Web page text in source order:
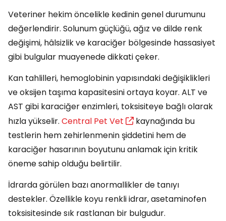
Veteriner hekim öncelikle kedinin genel durumunu
değerlendirir. Solunum güçlüğü, ağız ve dilde renk
değişimi, hâlsizlik ve karaciğer bölgesinde hassasiyet
gibi bulgular muayenede dikkati çeker.
Kan tahlilleri, hemoglobinin yapısındaki değişiklikleri
ve oksijen taşıma kapasitesini ortaya koyar. ALT ve
AST gibi karaciğer enzimleri, toksisiteye bağlı olarak
hızla yükselir. Central Pet Vet
kaynağında bu
testlerin hem zehirlenmenin şiddetini hem de
karaciğer hasarının boyutunu anlamak için kritik
öneme sahip olduğu belirtilir.
İdrarda görülen bazı anormallikler de tanıyı
destekler. Özellikle koyu renkli idrar, asetaminofen
toksisitesinde sık rastlanan bir bulgudur.